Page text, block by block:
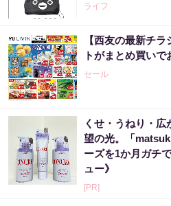
ライフ
【西友の最新チ
トがまとめ買いで
セール
くせ・うねり・
望の光。「
ーズを1か月ガチ
ュー》
[PR]